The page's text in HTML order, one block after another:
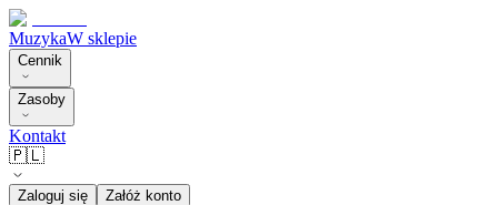
MuzykaW sklepie
Cennik
Zasoby
Kontakt
🇵🇱
Zaloguj się Załóż konto